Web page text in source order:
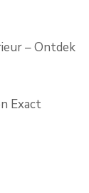
– Ontdek
Exact